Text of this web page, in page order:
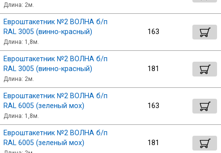
Швеллер
Квадрат
Полоса
Длина: 2м.
Евроштакетник №2 ВОЛНА б/п
RAL 3005 (винно-красный)
Длина: 1,8м.
163
Евроштакетник №2 ВОЛНА б/п
RAL 3005 (винно-красный)
Длина: 2м.
181
Евроштакетник №2 ВОЛНА б/п
RAL 6005 (зеленый мох)
Длина: 1,8м.
163
Евроштакетник №2 ВОЛНА б/п
RAL 6005 (зеленый мох)
181